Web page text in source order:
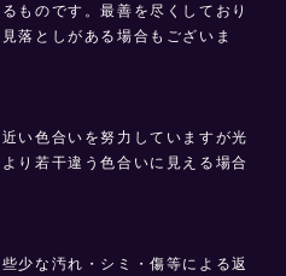
ものです。最善を尽くしており
落としがある場合もございま
い色合いを努力していますが光
り若干違う色合いに見える場合
少な汚れ・シミ・傷等による返